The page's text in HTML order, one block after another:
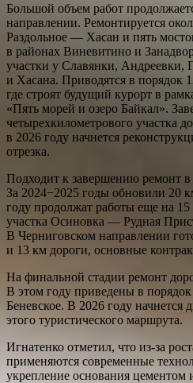
Большой объем работ
направлении. Ремонтируется
Раздольное — Хасан и пять
в районах Виневитино и
участки у Славянки, Андреевки,
и Хасана. Приводятся в порядок
где строят будущий курорт в
«Пять морей и озеро Байкал».
четырехкилометрового участка
в 2026 году начнется
отрезка.
Подходит к завершению ремонт
За 2024−2025 годы обновили 20
году продолжат работы еще на
участка Осиновка — Рудная
В Черниговском направлении
и 13 км дороги, основные
На финальной стадии ремонт
В этом году приведены в
Беневское. В 2026 году начнется
этого туристического маршрута.
Игнатенко отметил, что из-за
применяются современные
укрепление основания цементом